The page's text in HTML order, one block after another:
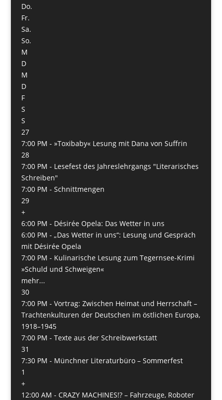
Do.
Fr.
Sa.
So.
M
D
M
D
F
S
S
27
7:00 PM - »Toxibaby« Lesung mit Dana von Suffrin
28
7:00 PM - Lesefest des Jahreslehrgangs "Literarisches
Schreiben"
7:00 PM - Schnittmengen
29
+
6:00 PM - Désirée Opela: Das Wetter in uns
6:00 PM - „Das Wetter in uns“: Lesung und Gespräch
mit Désirée Opela
7:00 PM - Kulinarische Lesung zum Tegernsee-Krimi
»Schuld und Schweigen«
mehr...
30
7:00 PM - Vortrag: Zwischen Heimat und Herrschaft –
Trachtenkulturen der Deutschen im östlichen Europa,
1918–1945
7:00 PM - Texte aus der Schreibwerkstatt
31
7:30 PM - Münchner Literaturbüro – Sommerfest
1
+
12:00 AM - CRAZY MACHINES!? – Fahrzeuge, Roboter